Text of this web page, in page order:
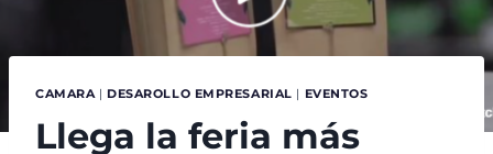
CAMARA| DESAROLLO EMPRESARIAL | EVENTOS
Llega la feria más